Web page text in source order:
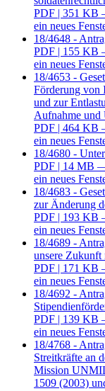
PDF | 351 KB
ein neues
18/4648 -
PDF | 155 KB
ein neues
18/4653 -
Förderung von
und zur
Aufnahme und
PDF | 464 KB
ein neues
18/4680 -
PDF | 14 MB
ein neues
18/4683 -
zur Änderung
PDF | 193 KB
ein neues
18/4689 -
unsere Zukunft
PDF | 171 KB
ein neues
18/4692 -
PDF | 139 KB
ein neues
18/4768 -
Streitkräfte an
Mission
1509 (2003)